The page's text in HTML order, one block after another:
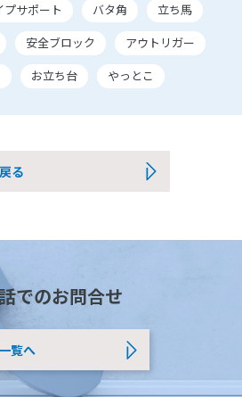
プサポート バタ角
立ち馬
安全ブロック
アウトリガー
お立ち台 やっとこ
る
でのお問合せ
覧へ